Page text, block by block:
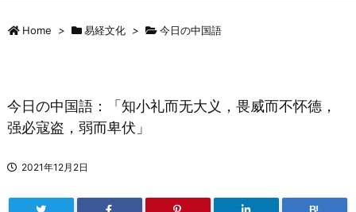
Home > 易経文化 > 今日の中国語
今日の中国語：「知小礼而无大义，畏威而不怀德，
强必寇盗，弱而卑伏」
2021年12月2日